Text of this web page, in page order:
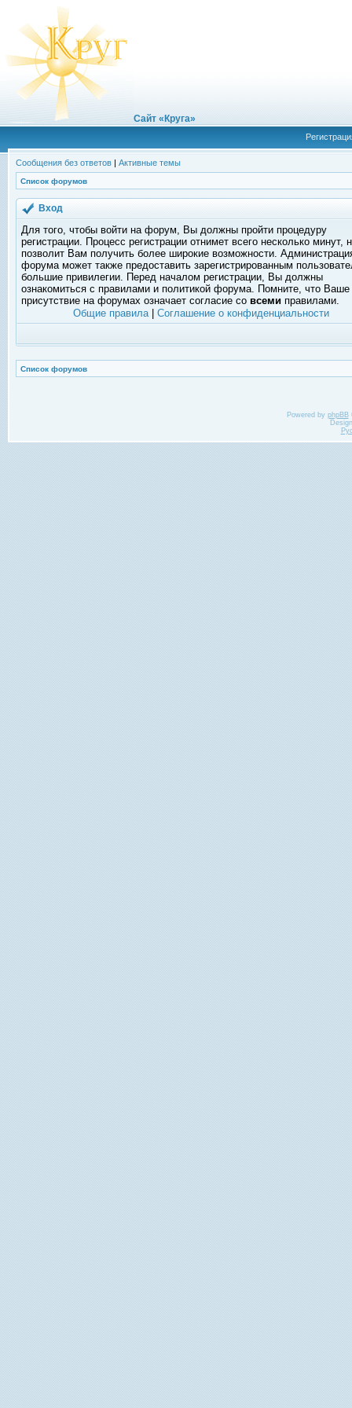
Сайт «Круга»
Сообщения без ответов | Активные темы
Список форумов
Вход
Для того, чтобы войти на форум, Вы должны пройти процедуру
регистрации. Процесс регистрации отнимет всего несколько минут,
позволит Вам получить более широкие возможности.
форума может также предоставить зарегистрированным
большие привилегии. Перед началом регистрации, Вы должны
ознакомиться с правилами и политикой форума. Помните, что Ваше
присутствие на форумах означает согласие со всеми правилами.
Общие правила| Соглашение о конфиденциальности
Список форумов
Powered by phpBB